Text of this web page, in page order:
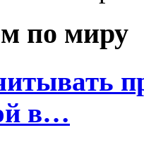
по миру
в…